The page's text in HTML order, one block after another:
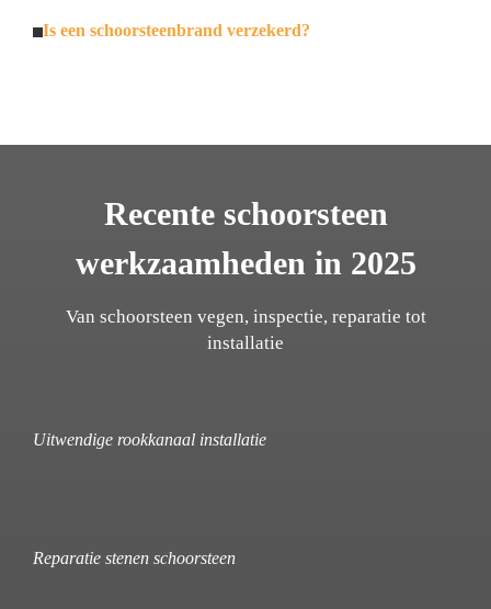
Is een schoorsteenbrand verzekerd?
Recente schoorsteen
werkzaamheden in 2025
Van schoorsteen vegen, inspectie, reparatie tot
installatie
Uitwendige rookkanaal installatie
Reparatie stenen schoorsteen